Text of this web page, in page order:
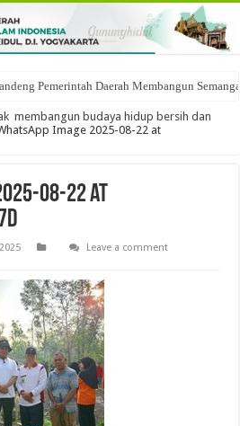
Pemerintah Daerah Membangun
membangun budaya hidup bersih dan
Image 2025-08-22 at
08-22 at
Leave a comment